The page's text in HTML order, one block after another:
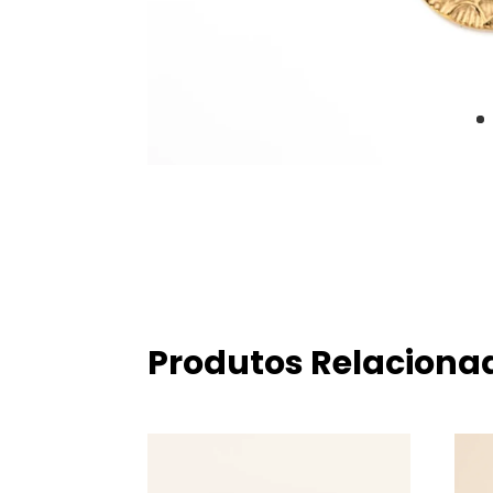
Produtos